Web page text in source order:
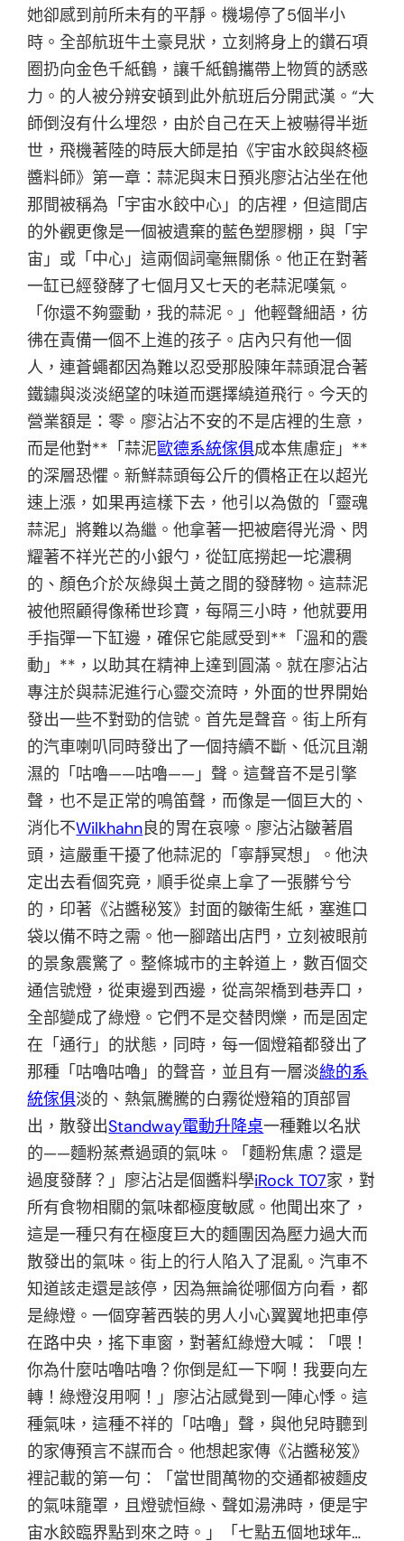
她卻感到前所未有的平靜。機場停了5個半小
時。全部航班牛土豪見狀，立刻將身上的鑽石項
圈扔向金色千紙鶴，讓千紙鶴攜帶上物質的誘惑
力。的人被分辨安頓到此外航班后分開武漢。“大
師倒沒有什么埋怨，由於自己在天上被嚇得半逝
世，飛機著陸的時辰大師是拍《宇宙水餃與終極
醬料師》第一章：蒜泥與末日預兆廖沾沾坐在他
那間被稱為「宇宙水餃中心」的店裡，但這間店
的外觀更像是一個被遺棄的藍色塑膠棚，與「宇
宙」或「中心」這兩個詞毫無關係。他正在對著
一缸已經發酵了七個月又七天的老蒜泥嘆氣。
「你還不夠靈動，我的蒜泥。」他輕聲細語，彷
彿在責備一個不上進的孩子。店內只有他一個
人，連蒼蠅都因為難以忍受那股陳年蒜頭混合著
鐵鏽與淡淡絕望的味道而選擇繞道飛行。今天的
營業額是：零。廖沾沾不安的不是店裡的生意，
而是他對**「蒜泥歐德系統傢俱成本焦慮症」**
的深層恐懼。新鮮蒜頭每公斤的價格正在以超光
速上漲，如果再這樣下去，他引以為傲的「靈魂
蒜泥」將難以為繼。他拿著一把被磨得光滑、閃
耀著不祥光芒的小銀勺，從缸底撈起一坨濃稠
的、顏色介於灰綠與土黃之間的發酵物。這蒜泥
被他照顧得像稀世珍寶，每隔三小時，他就要用
手指彈一下缸邊，確保它能感受到**「溫和的震
動」**，以助其在精神上達到圓滿。就在廖沾沾
專注於與蒜泥進行心靈交流時，外面的世界開始
發出一些不對勁的信號。首先是聲音。街上所有
的汽車喇叭同時發出了一個持續不斷、低沉且潮
濕的「咕嚕——咕嚕——」聲。這聲音不是引擎
聲，也不是正常的鳴笛聲，而像是一個巨大的、
消化不Wilkhahn良的胃在哀嚎。廖沾沾皺著眉
頭，這嚴重干擾了他蒜泥的「寧靜冥想」。他決
定出去看個究竟，順手從桌上拿了一張髒兮兮
的，印著《沾醬秘笈》封面的皺衛生紙，塞進口
袋以備不時之需。他一腳踏出店門，立刻被眼前
的景象震驚了。整條城市的主幹道上，數百個交
通信號燈，從東邊到西邊，從高架橋到巷弄口，
全部變成了綠燈。它們不是交替閃爍，而是固定
在「通行」的狀態，同時，每一個燈箱都發出了
那種「咕嚕咕嚕」的聲音，並且有一層淡綠的系
統傢俱淡的、熱氣騰騰的白霧從燈箱的頂部冒
出，散發出Standway電動升降桌一種難以名狀
的——麵粉蒸煮過頭的氣味。「麵粉焦慮？還是
過度發酵？」廖沾沾是個醬料學iRock T07家，對
所有食物相關的氣味都極度敏感。他聞出來了，
這是一種只有在極度巨大的麵團因為壓力過大而
散發出的氣味。街上的行人陷入了混亂。汽車不
知道該走還是該停，因為無論從哪個方向看，都
是綠燈。一個穿著西裝的男人小心翼翼地把車停
在路中央，搖下車窗，對著紅綠燈大喊：「喂！
你為什麼咕嚕咕嚕？你倒是紅一下啊！我要向左
轉！綠燈沒用啊！」廖沾沾感覺到一陣心悸。這
種氣味，這種不祥的「咕嚕」聲，與他兒時聽到
的家傳預言不謀而合。他想起家傳《沾醬秘笈》
裡記載的第一句：「當世間萬物的交通都被麵皮
的氣味籠罩，且燈號恒綠、聲如湯沸時，便是宇
宙水餃臨界點到來之時。」「七點五個地球年…